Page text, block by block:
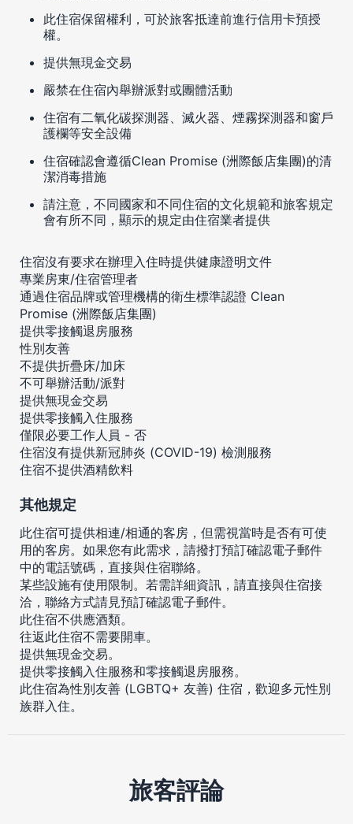
此住宿保留權利，可於旅客抵達前進行信用卡預授
權。
提供無現金交易
嚴禁在住宿內舉辦派對或團體活動
住宿有二氧化碳探測器、滅火器、煙霧探測器和窗戶
護欄等安全設備
住宿確認會遵循Clean Promise (洲際飯店集團)的清
潔消毒措施
請注意，不同國家和不同住宿的文化規範和旅客規定
會有所不同，顯示的規定由住宿業者提供
住宿沒有要求在辦理入住時提供健康證明文件
專業房東/住宿管理者
通過住宿品牌或管理機構的衛生標準認證 Clean
Promise (洲際飯店集團)
提供零接觸退房服務
性別友善
不提供折疊床/加床
不可舉辦活動/派對
提供無現金交易
提供零接觸入住服務
僅限必要工作人員 - 否
住宿沒有提供新冠肺炎 (COVID-19) 檢測服務
住宿不提供酒精飲料
其他規定
此住宿可提供相連/相通的客房，但需視當時是否有可使
用的客房。如果您有此需求，請撥打預訂確認電子郵件
中的電話號碼，直接與住宿聯絡。
某些設施有使用限制。若需詳細資訊，請直接與住宿接
洽，聯絡方式請見預訂確認電子郵件。
此住宿不供應酒類。
往返此住宿不需要開車。
提供無現金交易。
提供零接觸入住服務和零接觸退房服務。
此住宿為性別友善 (LGBTQ+ 友善) 住宿，歡迎多元性別
族群入住。
旅客評論